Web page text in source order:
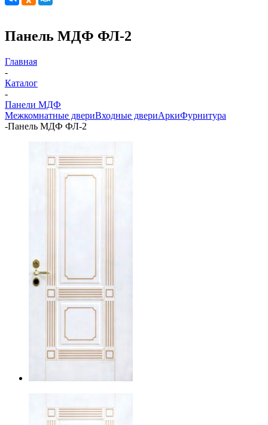
Панель МДФ ФЛ-2
Главная
-
Каталог
-
Панели МДФ
Межкомнатные двериВходные двериАркиФурнитура
-Панель МДФ ФЛ-2